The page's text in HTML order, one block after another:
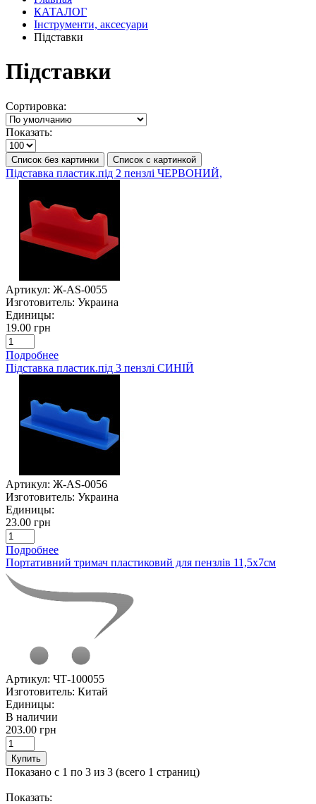
КАТАЛОГ
Інструменти, аксесуари
Підставки
Підставки
Сортировка:
Показать:
Список без картинки Список с картинкой
Підставка пластик.під 2 пензлі ЧЕРВОНИЙ,
Артикул: Ж-AS-0055
Изготовитель: Украина
Единицы:
19.00 грн
Подробнее
Підставка пластик.під 3 пензлі СИНІЙ
Артикул: Ж-AS-0056
Изготовитель: Украина
Единицы:
23.00 грн
Подробнее
Портативний тримач пластиковий для пензлів 11,5х7см
Артикул: ЧТ-100055
Изготовитель: Китай
Единицы:
В наличии
203.00 грн
Купить
Показано с 1 по 3 из 3 (всего 1 страниц)
Показать: